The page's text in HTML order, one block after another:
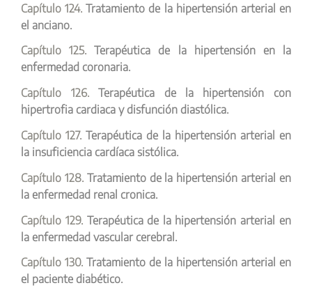
Capítulo 124.Tratamiento de la hipertensión arterial en
el anciano.
Capítulo 125.Terapéutica de la hipertensión en la
enfermedad coronaria.
Capítulo 126.Terapéutica de la hipertensión con
hipertrofia cardiaca y disfunción diastólica.
Capítulo 127.Terapéutica de la hipertensión arterial en
la insuficiencia cardíaca sistólica.
Capítulo 128. Tratamiento de la hipertensión arterial en
la enfermedad renal cronica.
Capítulo 129. Terapéutica de la hipertensión arterial en
la enfermedad vascular cerebral.
Capítulo 130.Tratamiento de la hipertensión arterial en
el paciente diabético.